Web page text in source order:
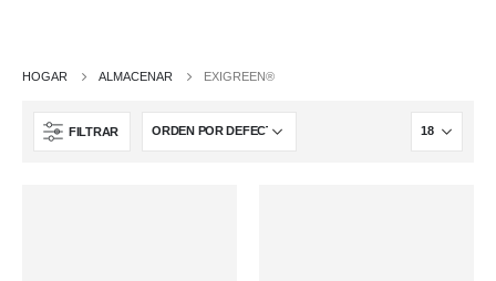
HOGAR ALMACENAR EXIGREEN®
FILTRAR